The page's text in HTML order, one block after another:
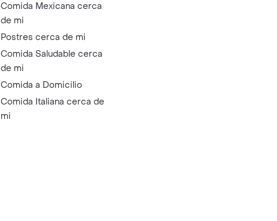
Comida Mexicana cerca
de mi
Postres cerca de mi
Comida Saludable cerca
de mi
Comida a Domicilio
Comida Italiana cerca de
mi